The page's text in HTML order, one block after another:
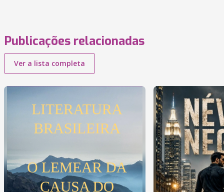
Publicações relacionadas
Ver a lista completa